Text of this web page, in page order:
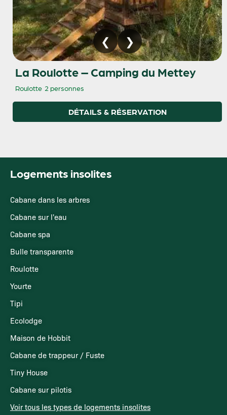
La Roulotte – Camping du Mettey
Roulotte 2 personnes
DÉTAILS & RÉSERVATION
Logements insolites
Cabane dans les arbres
Cabane sur l'eau
Cabane spa
Bulle transparente
Roulotte
Yourte
Tipi
Ecolodge
Maison de Hobbit
Cabane de trappeur / Fuste
Tiny House
Cabane sur pilotis
Voir tous les types de logements insolites